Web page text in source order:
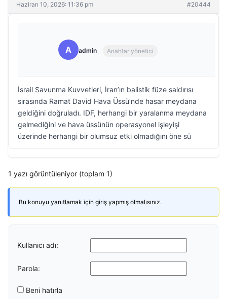
Haziran 10, 2026: 11:36 pm #20444
A admin Anahtar yönetici
İsrail Savunma Kuvvetleri, İran’ın balistik füze saldırısı
sırasında Ramat David Hava Üssü’nde hasar meydana
geldiğini doğruladı. IDF, herhangi bir yaralanma meydana
gelmediğini ve hava üssünün operasyonel işleyişi
üzerinde herhangi bir olumsuz etki olmadığını öne sü
1 yazı görüntüleniyor (toplam 1)
Bu konuyu yanıtlamak için giriş yapmış olmalısınız.
Kullanıcı adı:
Parola:
Beni hatırla